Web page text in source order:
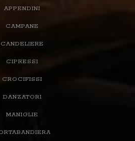
APPENDINI
CAMPANE
CANDELIERE
CIPRESSI
CROCIFISSI
DANZATORI
MANIGLIE